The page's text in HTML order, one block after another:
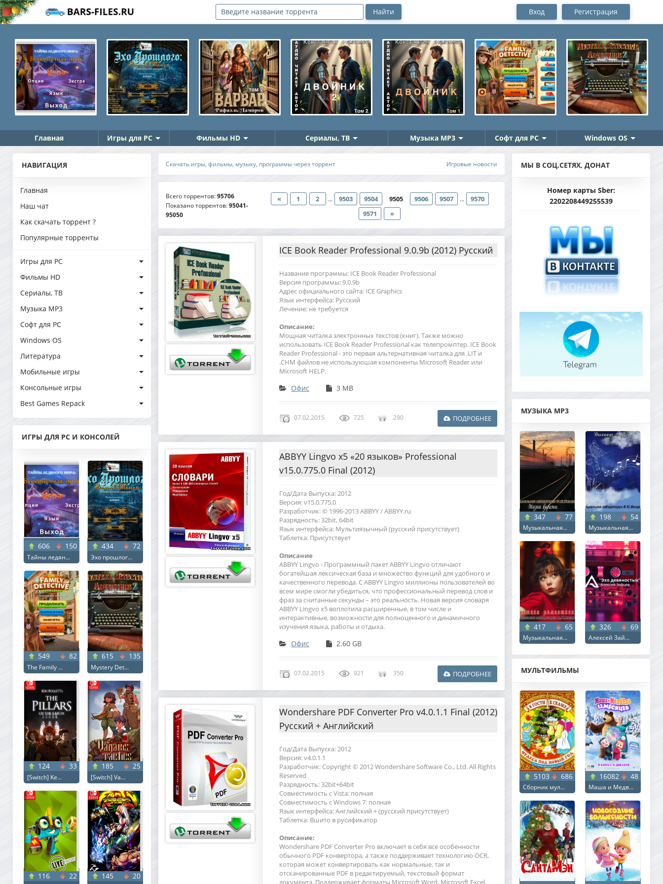
Вход Регистрация
Главная Игры для PC Фильмы HD Сериалы, ТВ Музыка MP3 Софт для PC Windows OS
НАВИГАЦИЯ
Главная
Наш чат
Как скачать торрент ?
Популярные торренты
Игры для PC
Фильмы HD
Сериалы, ТВ
Музыка MP3
Софт для PC
Windows OS
Литература
Мобильные игры
Консольные игры
Best Games Repack
ИГРЫ ДЛЯ PC И КОНСОЛЕЙ
606 150
Тайны ледян...
434 72
Эхо прошлог...
549 82
The Family ...
615 135
Mystery Det...
124 33
[Switch] Ke...
185 25
[Switch] Va...
116 22 145 20
Скачать игры, фильмы, музыку, программы через торрент Игровые новости
Всего торрентов:95706
Показано торрентов:95041-
95050
« 1 2 ... 9503 9504 9505 9506 9507 ...
9570
9571
»
ICE Book Reader Professional 9.0.9b (2012) Русский
Название программы: ICE Book Reader Professional
Версия программы: 9.0.9b
Адрес официального сайта: ICE Graphics
Язык интерфейса: Русский
Лечение: не требуется
Описание:
Мощная читалка электронных текстов (книг). Также можно
использовать ICE Book Reader Professional как телепромптер. ICE Book
Reader Professional - это первая альтернативная читалка для .LIT и
.CHM файлов не используюшая компоненты Microsoft Reader или
Microsoft HELP.
Офис 3 MB
07.02.2015 725 290 ПОДРОБНЕЕ
ABBYY Lingvo х5 «20 языков» Professional
v15.0.775.0 Final (2012)
Год/Дата Выпуска: 2012
Версия: v15.0.775.0
Разработчик: © 1996-2013 ABBYY / ABBYY.ru
Разрядность: 32bit, 64bit
Язык интерфейса: Мультиязычный (русский присутствует)
Таблетка: Присутствует
Описание
ABBYY Lingvo - Программный пакет ABBYY Lingvo отличают
богатейшая лексическая база и множество функций для удобного и
качественного перевода. С ABBYY Lingvo миллионы пользователей во
всем мире смогли убедиться, что профессиональный перевод слов и
фраз за считанные секунды – это реальность. Новая версия словаря
ABBYY Lingvo x5 воплотила расширенные, в том числе и
интерактивные, возможности для полноценного и динамичного
изучения языка, работы и отдыха.
Офис 2.60 GB
07.02.2015 921 350 ПОДРОБНЕЕ
Wondershare PDF Converter Pro v4.0.1.1 Final (2012)
Русский + Английский
Год/Дата Выпуска: 2012
Версия: v4.0.1.1
Разработчик: Copyright © 2012 Wondershare Software Co., Ltd. All Rights
Reserved
Разрядность: 32bit+64bit
Совместимость с Vista: полная
Совместимость с Windows 7: полная
Язык интерфейса: Английский + (русский присутствует)
Таблетка: Вшито в русификатор
Описание:
Wondershare PDF Converter Pro включает в себя все особенности
обычного PDF конвертора, а также поддерживает технологию OCR,
которая может конвертировать как нормальные, так и
отсканированные PDF в редактируемый, текстовый формат
документа. Поддерживает форматы Microsoft Word, Microsoft Excel,
МЫ В СОЦ.СЕТЯХ, ДОНАТ
Номер карты Sber:
2202208449255539
МУЗЫКА MP3
347 77
Музыкальная...
198 54
Музыкальная...
417 65
Музыкальная...
326 69
Алексей Зай...
МУЛЬТФИЛЬМЫ
5103 686
Сборник мул...
16082 48
Маша и Медв...